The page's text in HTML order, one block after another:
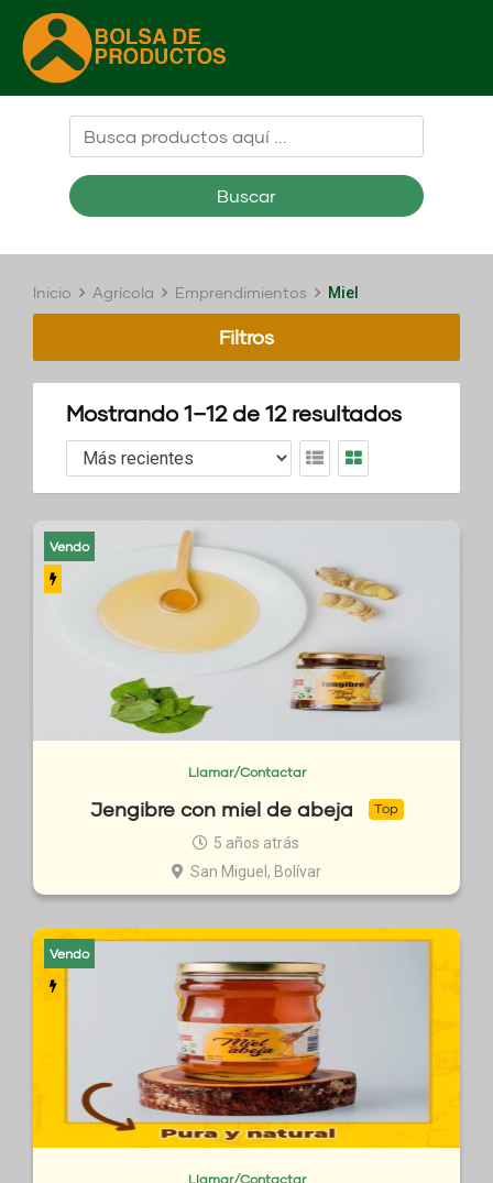
Buscar
Inicio Agrícola Emprendimientos Miel
Filtros
Mostrando 1–12 de 12 resultados
Vendo
Llamar/Contactar
Jengibre con miel de abeja Top
5 años atrás
San Miguel, Bolívar
Vendo
Llamar/Contactar